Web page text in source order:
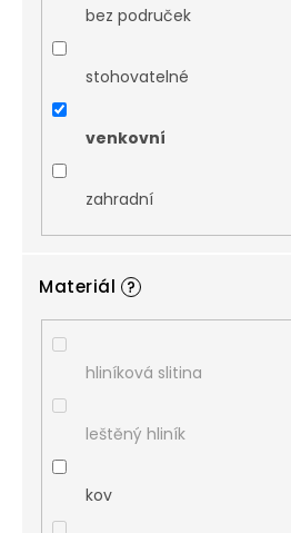
bez područek
stohovatelné
venkovní
zahradní
Materiál ?
hliníková slitina
leštěný hliník
kov